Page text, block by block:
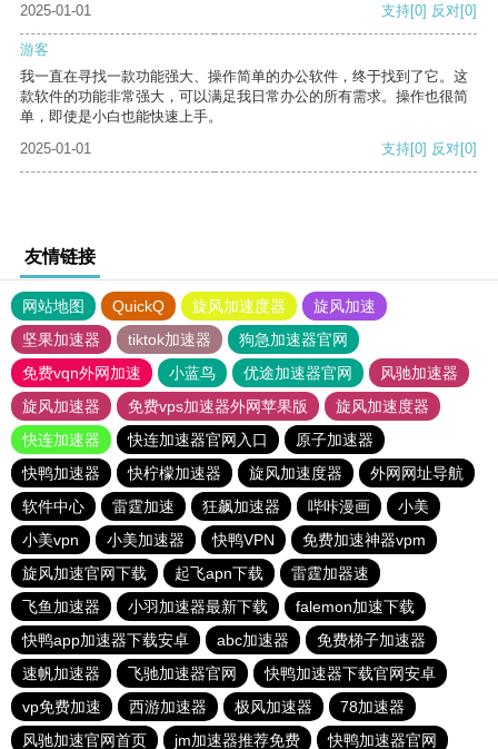
2025-01-01 支持[0] 反对[0]
游客
我一直在寻找一款功能强大、操作简单的办公软件，终于找到了它。这
款软件的功能非常强大，可以满足我日常办公的所有需求。操作也很简
单，即使是小白也能快速上手。
2025-01-01
支持[0] 反对[0]
友情链接
网站地图 QuickQ 旋风加速度器
旋风加速
坚果加速器
tiktok加速器
狗急加速器官网
免费vqn外网加速
小蓝鸟 优途加速器官网
风驰加速器
旋风加速器
免费vps加速器外网苹果版
旋风加速度器
快连加速器
快连加速器官网入口
原子加速器
快鸭加速器
快柠檬加速器 旋风加速度器
外网网址导航
软件中心
雷霆加速 狂飙加速器 哔咔漫画
小美
小美vpn
小美加速器 快鸭VPN
免费加速神器vpm
旋风加速官网下载
起飞apn下载
雷霆加器速
飞鱼加速器
小羽加速器最新下载
falemon加速下载
快鸭app加速器下载安卓
abc加速器
免费梯子加速器
速帆加速器
飞驰加速器官网
快鸭加速器下载官网安卓
vp免费加速
西游加速器 极风加速器
78加速器
风驰加速官网首页
jm加速器推荐免费 快鸭加速器官网